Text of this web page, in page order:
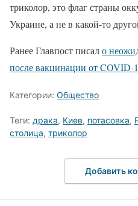
триколор, это флаг страны
Украине, а не в какой-то
Ранее Главпост писало
после вакцинации от COVID-
Категории: Общество
Теги: драка, Киев, потасовка,
столица, триколор
Добавить